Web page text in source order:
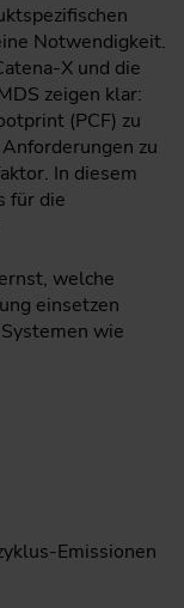
Notwendigkeit.
X und die
zeigen klar:
(PCF) zu
zu
In diesem
für die
welche
einsetzen
wie
Emissionen